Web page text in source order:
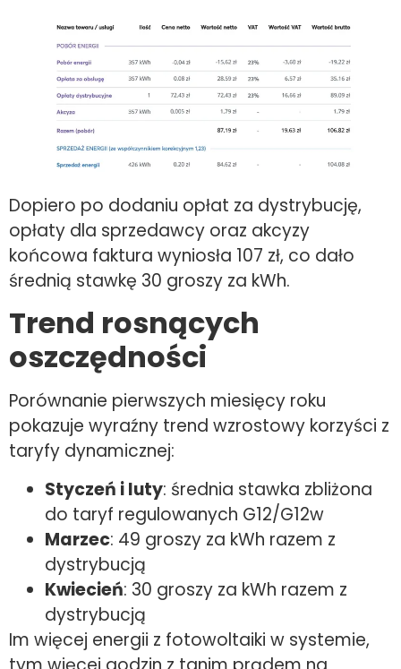
Dopiero po dodaniu opłat za dystrybucję,
opłaty dla sprzedawcy oraz akcyzy
końcowa faktura wyniosła 107 zł, co dało
średnią stawkę 30 groszy za kWh.
Trend rosnących
oszczędności
Porównanie pierwszych miesięcy roku
pokazuje wyraźny trend wzrostowy korzyści z
taryfy dynamicznej:
Styczeń i luty: średnia stawka zbliżona
do taryf regulowanych G12/G12w
Marzec: 49 groszy za kWh razem z
dystrybucją
Kwiecień: 30 groszy za kWh razem z
dystrybucją
Im więcej energii z fotowoltaiki w systemie,